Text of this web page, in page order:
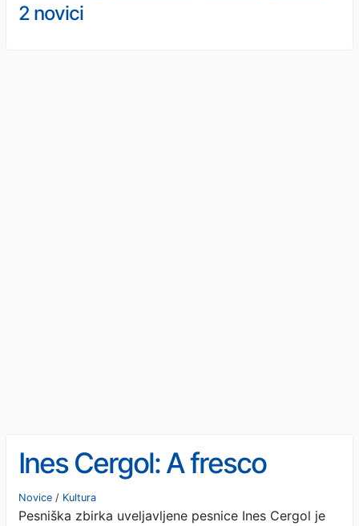
2 novici
Ines Cergol: A fresco
Novice / Kultura
Pesniška zbirka uveljavljene pesnice Ines Cergol je